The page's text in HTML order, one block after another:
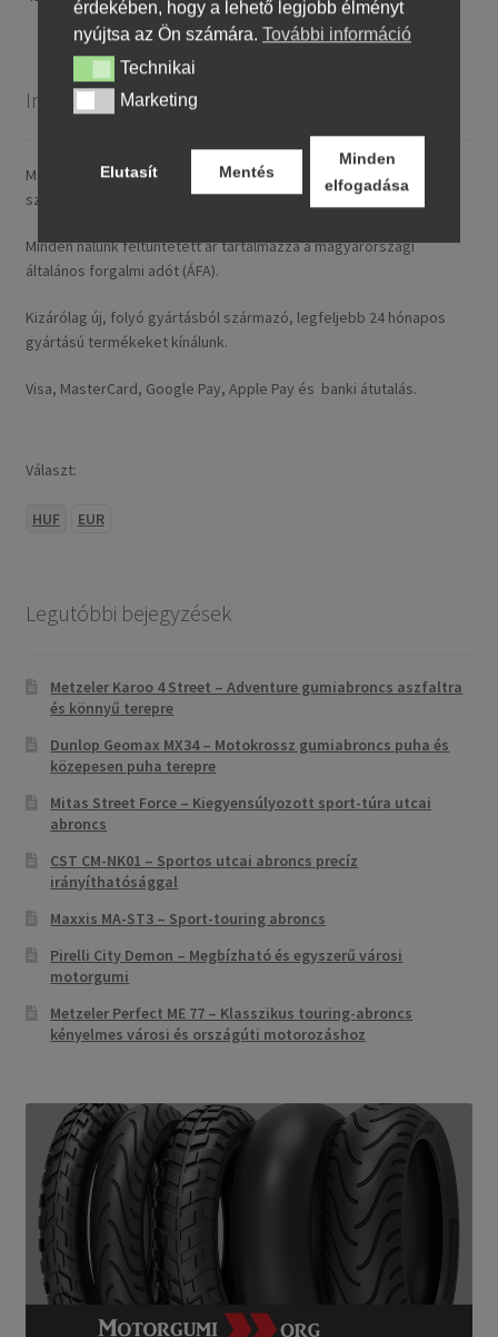
Információ
Magyarországra általában 4–5 munkanapon belül szállítunk. A
szállítási díj rendelésenként 14,95 € / ~ 5737 HUF.
Minden nálunk feltüntetett ár tartalmazza a magyarországi
általános forgalmi adót (ÁFA).
Kizárólag új, folyó gyártásból származó, legfeljebb 24 hónapos
gyártású termékeket kínálunk.
Visa, MasterCard, Google Pay, Apple Pay és banki átutalás.
Választ:
HUF EUR
Legutóbbi bejegyzések
Metzeler Karoo 4 Street – Adventure gumiabroncs aszfaltra
és könnyű terepre
Dunlop Geomax MX34 – Motokrossz gumiabroncs puha és
közepesen puha terepre
Mitas Street Force – Kiegyensúlyozott sport-túra utcai
abroncs
CST CM-NK01 – Sportos utcai abroncs precíz
irányíthatósággal
Maxxis MA-ST3 – Sport-touring abroncs
Pirelli City Demon – Megbízható és egyszerű városi
motorgumi
Metzeler Perfect ME 77 – Klasszikus touring-abroncs
kényelmes városi és országúti motorozáshoz
érdekében, hogy a lehető legjobb élményt
nyújtsa az Ön számára. További információ
TechnikaiTechnikai
MarketingMarketing
Elutasít Mentés
Minden
elfogadása